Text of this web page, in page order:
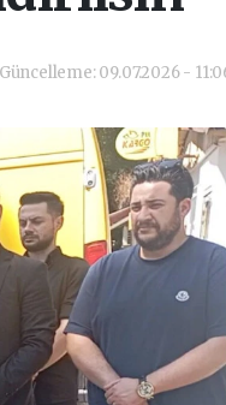
09.07.2026 -